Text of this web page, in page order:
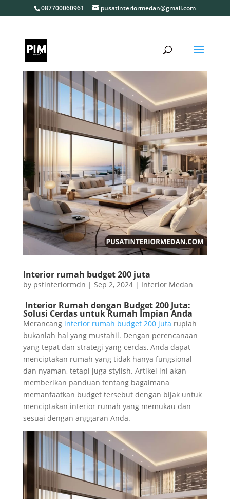
087700060961 pusatinteriormedan@gmail.com
Interior rumah budget 200 juta
by pstinteriormdn | Sep 2, 2024| Interior Medan
Interior Rumah dengan Budget 200 Juta:
Solusi Cerdas untuk Rumah Impian Anda
Merancanginterior rumah budget 200 juta rupiah
bukanlah hal yang mustahil. Dengan perencanaan
yang tepat dan strategi yang cerdas, Anda dapat
menciptakan rumah yang tidak hanya fungsional
dan nyaman, tetapi juga stylish. Artikel ini akan
memberikan panduan tentang bagaimana
memanfaatkan budget tersebut dengan bijak untuk
menciptakan interior rumah yang memukau dan
sesuai dengan anggaran Anda.